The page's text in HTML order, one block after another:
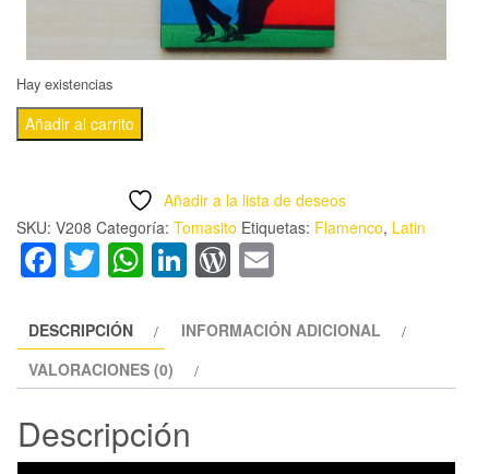
Hay existencias
TOMASITO
-
CD
cantidad
Añadir al carrito
Añadir a la lista de deseos
SKU: V208 Categoría: Tomasito Etiquetas: Flamenco, Latin
Facebook
Twitter
WhatsApp
LinkedIn
WordPress
DESCRIPCIÓN
INFORMACIÓN ADICIONAL
VALORACIONES (0)
Descripción